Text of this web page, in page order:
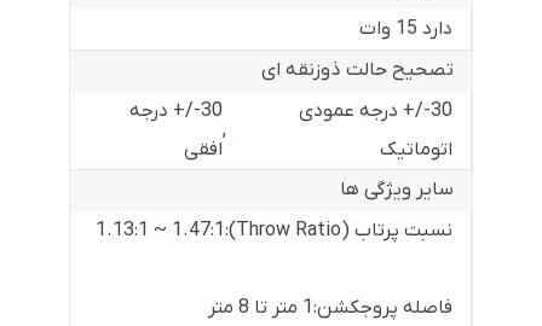
دارد 15 وات
تصحیح حالت ذوزنقه ای
30-/+ درجه عمودی
اتوماتیک
,
30-/+ درجه
افقی
سایر ویژگی ها
نسبت پرتاب (Throw Ratio):1.13:1 ~ 1.47:1
فاصله پروجکشن:1 متر تا 8 متر